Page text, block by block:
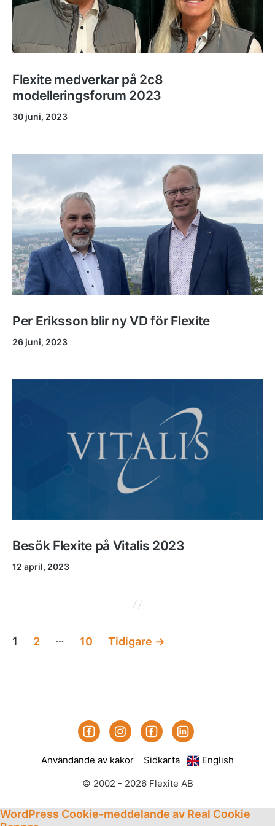
Flexite medverkar på 2c8
modelleringsforum 2023
30 juni, 2023
Per Eriksson blir ny VD för Flexite
26 juni, 2023
Besök Flexite på Vitalis 2023
12 april, 2023
Sidnumrering
1 2 … 10 Tidigare →
© 2002 - 2026 Flexite AB
Användande av kakor Sidkarta English
FacebookInstagramLinked-Prenumerera
våra
utskick
WordPress Cookie-meddelande av Real Cookie